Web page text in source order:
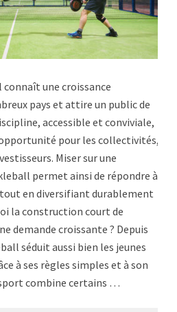
une croissance
pays et attire un public de
accessible et conviviale,
pour les collectivités,
Miser sur une
permet ainsi de répondre à
en diversifiant durablement
la construction court de
demande croissante ? Depuis
séduit aussi bien les jeunes
à ses règles simples et à son
combine certains …